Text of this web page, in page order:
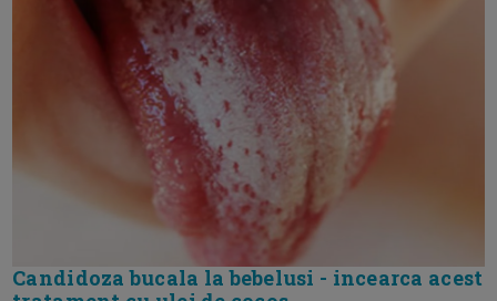
Candidoza bucala la bebelusi - incearca acest